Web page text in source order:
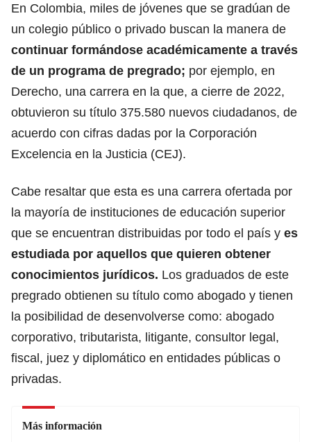
En Colombia, miles de jóvenes que se gradúan de
un colegio público o privado buscan la manera de
continuar formándose académicamente a través
de un programa de pregrado; por ejemplo, en
Derecho, una carrera en la que, a cierre de 2022,
obtuvieron su título 375.580 nuevos ciudadanos, de
acuerdo con cifras dadas por la Corporación
Excelencia en la Justicia (CEJ).
Cabe resaltar que esta es una carrera ofertada por
la mayoría de instituciones de educación superior
que se encuentran distribuidas por todo el país y es
estudiada por aquellos que quieren obtener
conocimientos jurídicos. Los graduados de este
pregrado obtienen su título como abogado y tienen
la posibilidad de desenvolverse como: abogado
corporativo, tributarista, litigante, consultor legal,
fiscal, juez y diplomático en entidades públicas o
privadas.
Más información